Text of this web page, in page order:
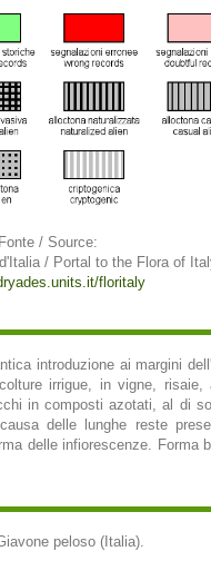
Fonte / Source:
/ Portal to the Flora of
floritaly
introduzione ai margini
irrigue, in vigne, risaie,
in composti azotati, al di
delle lunghe reste
delle infiorescenze. Forma
peloso (Italia).